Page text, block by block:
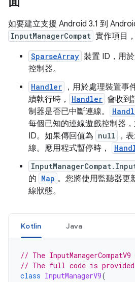
如要建立支援 Android 3.1 到
InputManagerCompat 實作項目
SparseArray 裝置 ID，用
控制器。
Handler
，用於處理裝置事
續執行時，
Handler 會收到
制器是否已中斷連線。
每個已知的連線遊戲控制器
ID。如果傳回值為 null
，
線。應用程式暫停時，
的 Map 。您將使用監聽器更
線狀態。
Kotlin Java
// The
// The full code is
class InputManagerV9(